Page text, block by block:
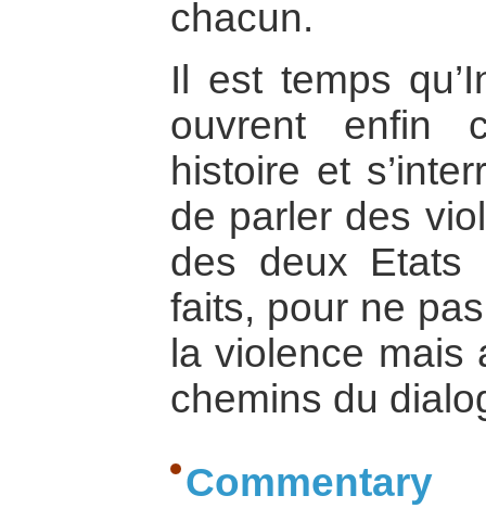
chacun.
Il est temps
ouvrent enfin
histoire et
de parler des
des deux Etats
faits, pour ne
la violence mais
chemins du
Commentary